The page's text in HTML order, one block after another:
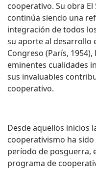
cooperativo. Su obra
continúa siendo una
integración de todos
su aporte al desarrollo
Congreso (París,
eminentes cualidades
sus invaluables
cooperativo.
Desde aquellos inicios
cooperativismo ha
período de posguerra,
programa de